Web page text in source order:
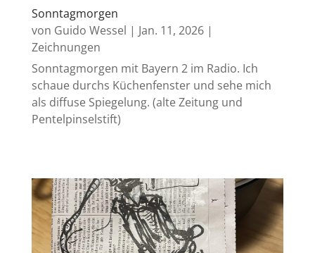
Sonntagmorgen
von Guido Wessel | Jan. 11, 2026|
Zeichnungen
Sonntagmorgen mit Bayern 2 im Radio. Ich
schaue durchs Küchenfenster und sehe mich
als diffuse Spiegelung. (alte Zeitung und
Pentelpinselstift)